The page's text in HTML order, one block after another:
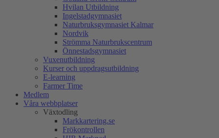
Hvilan Utbildning
Ingelstadgymnasiet
Naturbruksgymnasiet Kalmar
Nordvik
Strömma Naturbrukscentrum
Önnestadsgymnasiet
Vuxenutbildning
Kurser och uppdragsutbildning
E-learning
Farmer Time
Medlem
Våra webbplatser
Växtodling
Markkartering.se
Frökontrollen